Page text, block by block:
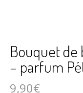
Bouquet de
– parfum
9,90€